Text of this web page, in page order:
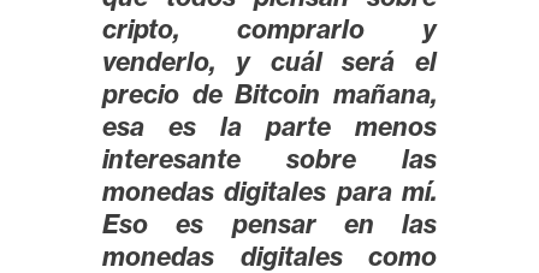
cripto, comprarlo y
venderlo, y cuál será el
precio de Bitcoin mañana,
esa es la parte menos
interesante sobre las
monedas digitales para mí.
Eso es pensar en las
monedas digitales como